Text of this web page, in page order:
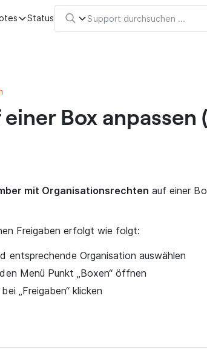
Status
Box anpassen
mit Organisationsrechten auf einer
Freigaben erfolgt wie folgt:
entsprechende Organisation auswählen
Menü Punkt „Boxen“ öffnen
„Freigaben“ klicken